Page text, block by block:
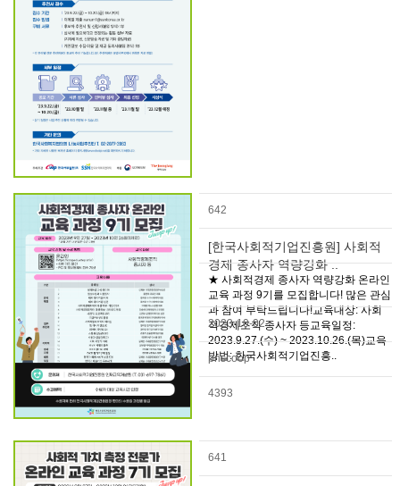
642
[한국사회적기업진흥원] 사회적
경제 종사자 역량강화 ..
★ 사회적경제 종사자 역량강화 온라인
교육 과정 9기를 모집합니다! 많은 관심
과 참여 부탁드립니다!교육대상: 사회
적경제조직 종사자 등교육일정:
2023.9.27.(수) ~ 2023.10.26.(목)교육
방법: 한국사회적기업진흥..
2023-10-02
pnscoop
4393
641